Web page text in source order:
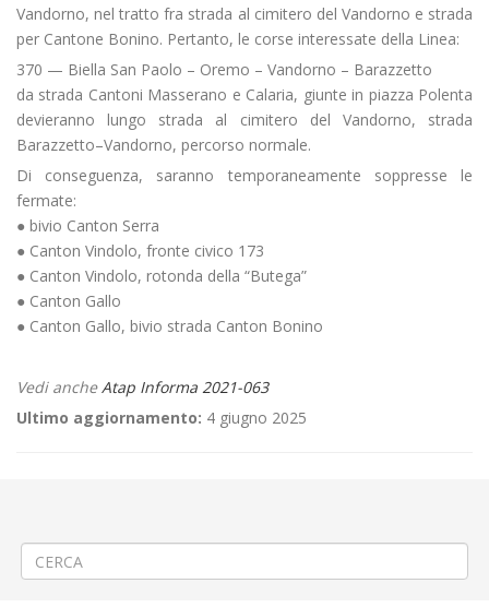
Vandorno, nel tratto fra strada al cimitero del Vandorno e strada
per Cantone Bonino. Pertanto, le corse interessate della Linea:
370 — Biella San Paolo – Oremo – Vandorno – Barazzetto
da strada Cantoni Masserano e Calaria, giunte in piazza Polenta
devieranno lungo strada al cimitero del Vandorno, strada
Barazzetto–Vandorno, percorso normale.
Di conseguenza, saranno temporaneamente soppresse le
fermate:
● bivio Canton Serra
● Canton Vindolo, fronte civico 173
● Canton Vindolo, rotonda della “Butega”
● Canton Gallo
● Canton Gallo, bivio strada Canton Bonino
Vedi ancheAtap Informa 2021-063
Ultimo aggiornamento: 4 giugno 2025